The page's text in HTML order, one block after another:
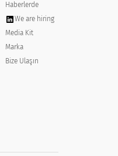
Haberlerde
We are hiring
Media Kit
Marka
Bize Ulaşın